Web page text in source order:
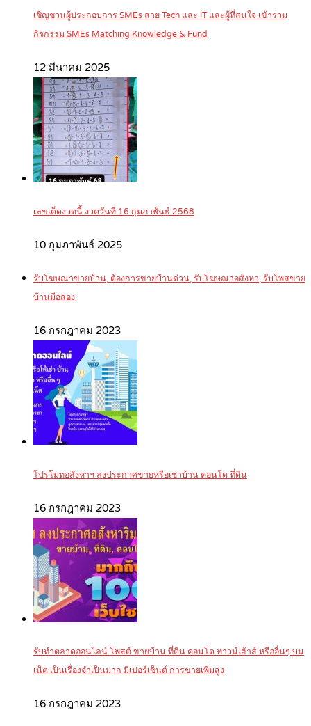
เชิญชวนผู้ประกอบการ SMEs สาย Tech และ IT และผู้ที่สนใจ เข้าร่วม
กิจกรรม SMEs Matching Knowledge & Fund
12 มีนาคม 2025
เลขเด็ดงวดนี้ งวดวันที่ 16 กุมภาพันธ์ 2568
10 กุมภาพันธ์ 2025
รับโฆษณาขายบ้าน, ต้องการขายบ้านด่วน, รับโฆษณาอสังหา, รับโพสขาย
บ้านมือสอง
16 กรกฎาคม 2023
โปรโมทอสังหาฯ ลงประกาศขายหรือเช่าบ้าน คอนโด ที่ดิน
16 กรกฎาคม 2023
รับทำตลาดออนไลน์ โพสต์ ขายบ้าน ที่ดิน คอนโด ทาวน์เฮ้าส์ หรืออื่นๆ บน
เน็ต เป็นเรื่องจำเป็นมาก มีเปอร์เซ็นต์ การขายเพิ่มสูง
16 กรกฎาคม 2023